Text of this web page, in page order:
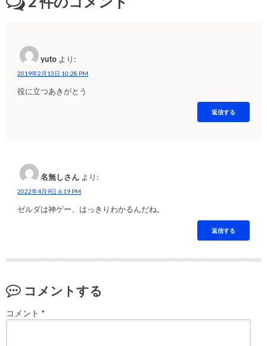
yuto より:
2019年2月13日 10:28 PM
役に立つあきがとう
返信する
名無しさん より:
2022年4月9日 6:19 PM
ゼルダは神ゲー、はっきりわかるんだね。
返信する
コメントする
コメント *